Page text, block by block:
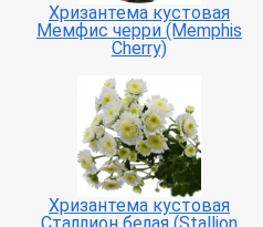
Хризантема кустовая
Мемфис черри (Memphis
Cherry)
Хризантема кустовая